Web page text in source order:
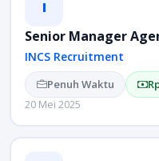
I
Senior Manager
INCS Recruitment
Penuh Waktu
20 Mei 2025